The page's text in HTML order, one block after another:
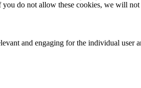
do not allow these cookies, we will
and engaging for the individual user